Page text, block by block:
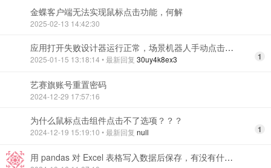
金蝶客户端无法实现鼠标点击功能，何解
2025-02-13 14:42:30
应用打开失败设计器运行正常，场景机器人手动点击运行也正常，控制台按时间调动不能运行
2025-01-15 13:18:14 • 最新回复 30uy4k8ex3 1
艺赛旗账号重置密码
2024-12-29 17:57:16
为什么鼠标点击组件点击不了选项？？？
2024-12-19 15:19:10 • 最新回复 null 1
用 pandas 对 Excel 表格写入数据后保存，有没有什么方法能保留原表格的样式